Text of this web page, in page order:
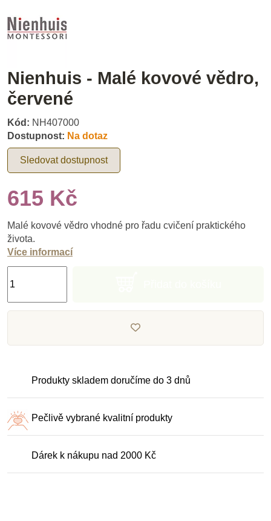
Nienhuis - Malé kovové vědro,
červené
Kód: NH407000
Dostupnost: Na dotaz
Sledovat dostupnost
615 Kč
Malé kovové vědro vhodné pro řadu cvičení praktického
života.
Více informací
Produkty skladem doručíme do 3 dnů
Pečlivě vybrané kvalitní produkty
Dárek k nákupu nad 2000 Kč